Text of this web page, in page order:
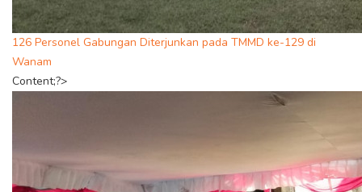
126 Personel Gabungan Diterjunkan pada TMMD ke-129 di
Wanam
Content;?>